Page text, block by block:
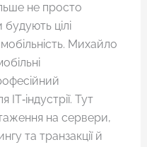
не просто
цілі
Михайло
Тут
на сервери,
та транзакції й